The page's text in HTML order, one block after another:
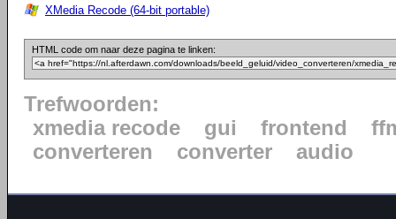
XMedia Recode (64-bit portable)
HTML code om naar deze pagina te linken:
Trefwoorden:
xmedia recode
gui frontend
converteren
converter audio